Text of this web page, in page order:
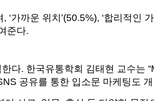
가까운 위치'(50.5%), ‘합리적인
준다.
다. 한국유통학회 김태현 교수는
공유를 통한 입소문 마케팅도